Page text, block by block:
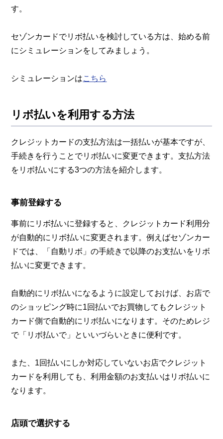
す。
セゾンカードでリボ払いを検討している方は、始める前
にシミュレーションをしてみましょう。
シミュレーションはこちら
リボ払いを利用する方法
クレジットカードの支払方法は一括払いが基本ですが、
手続きを行うことでリボ払いに変更できます。支払方法
をリボ払いにする3つの方法を紹介します。
事前登録する
事前にリボ払いに登録すると、クレジットカード利用分
が自動的にリボ払いに変更されます。例えばセゾンカー
ドでは、「自動リボ」の手続きで以降のお支払いをリボ
払いに変更できます。
自動的にリボ払いになるように設定しておけば、お店で
のショッピング時に1回払いでお買物してもクレジット
カード側で自動的にリボ払いになります。そのためレジ
で「リボ払いで」といいづらいときに便利です。
また、1回払いにしか対応していないお店でクレジット
カードを利用しても、利用金額のお支払いはリボ払いに
なります。
店頭で選択する